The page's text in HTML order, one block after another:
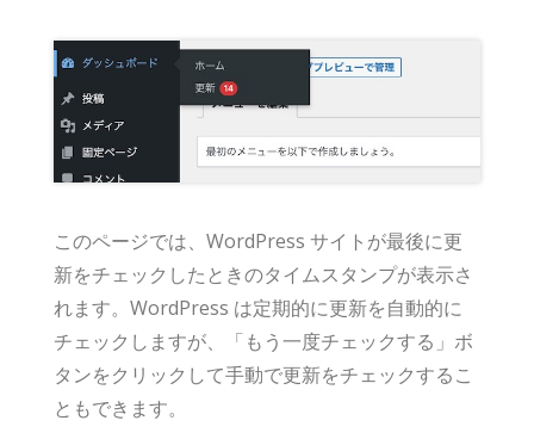
このページでは、WordPress サイトが最後に更
新をチェックしたときのタイムスタンプが表示さ
れます。WordPress は定期的に更新を自動的に
チェックしますが、「もう一度チェックする」ボ
タンをクリックして手動で更新をチェックするこ
ともできます。